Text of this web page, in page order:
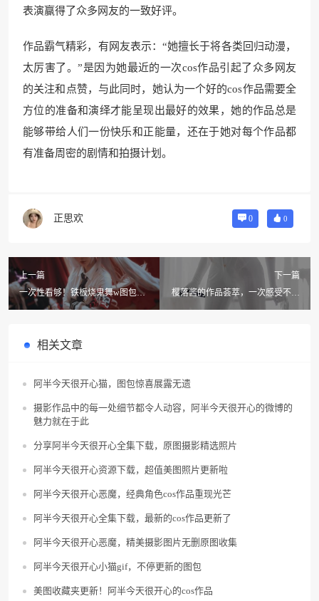
表演赢得了众多网友的一致好评。
作品霸气精彩，有网友表示：“她擅长于将各类回归动漫，
太厉害了。”是因为她最近的一次cos作品引起了众多网友
的关注和点赞，与此同时，她认为一个好的cos作品需要全
方位的准备和演绎才能呈现出最好的效果，她的作品总是
能够带给人们一份快乐和正能量，还在于她对每个作品都
有准备周密的剧情和拍摄计划。
正思欢 0 0
上一篇
一次性看够！铁板烧鬼舞w图包大
全
下一篇
樱落酱的作品荟萃，一次感受不尽
的精彩
相关文章
阿半今天很开心猫，图包惊喜展露无遗
摄影作品中的每一处细节都令人动容，阿半今天很开心的微博的
魅力就在于此
分享阿半今天很开心全集下载，原图摄影精选照片
阿半今天很开心资源下载，超值美图照片更新啦
阿半今天很开心恶魔，经典角色cos作品重现光芒
阿半今天很开心全集下载，最新的cos作品更新了
阿半今天很开心恶魔，精美摄影图片无删原图收集
阿半今天很开心小猫gif，不停更新的图包
美图收藏夹更新！阿半今天很开心的cos作品